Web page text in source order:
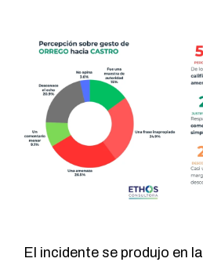
El incidente se produjo en la